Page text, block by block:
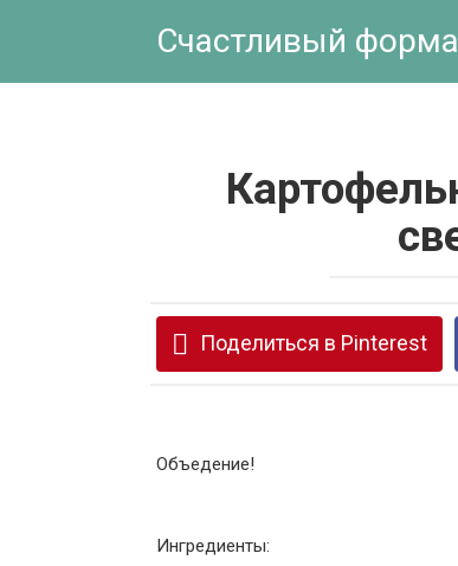
Счастливый
Поделиться в Pinterest
Объедение!
Ингредиенты: